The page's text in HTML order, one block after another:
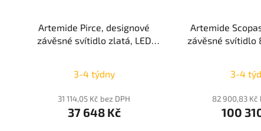
Artemide Pirce, designové
závěsné svítidlo zlatá, LED
hodnocení
produktu
je
3-4 týdny
31 114,05 Kč bez DPH
37 648 Kč
Artemide
závěsné svítidlo
3-4
82 900,83 Kč
100